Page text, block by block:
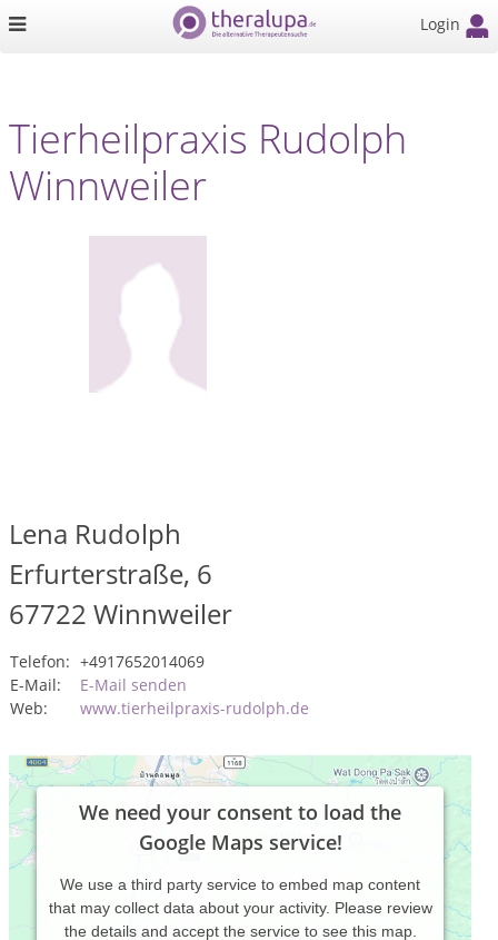
Login
Tierheilpraxis Rudolph
Winnweiler
Lena Rudolph
Erfurterstraße, 6
67722 Winnweiler
Telefon: +4917652014069
E-Mail:
E-Mail senden
Web:
www.tierheilpraxis-rudolph.de
We need your consent to load the
Google Maps service!
We use a third party service to embed map content
that may collect data about your activity. Please review
the details and accept the service to see this map.